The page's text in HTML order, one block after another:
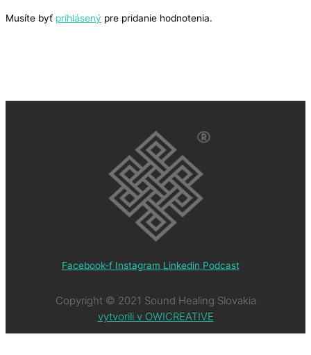
Musíte byť prihlásený pre pridanie hodnotenia.
Facebook-f Instagram Linkedin Podcast
Copyright © 2021 Sound Healing Slovakia
vytvorili v OWICREATIVE